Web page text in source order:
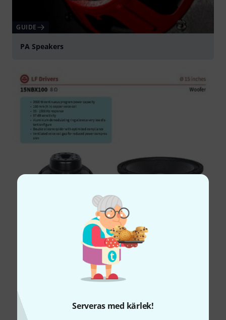
Serveras med kärlek!
GUIDE
PA Speakers